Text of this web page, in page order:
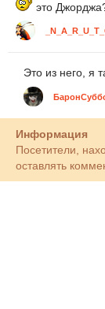
это
Это из него, я
Информация
Посетители,
оставлять